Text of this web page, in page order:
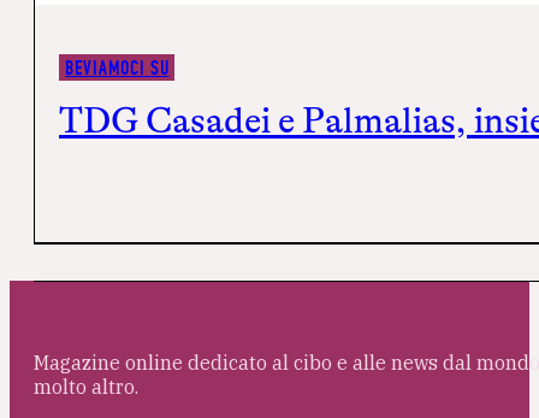
BEVIAMOCI SU
TDG Casadei e Palmalias,
Magazine online dedicato al cibo e alle news dal
molto altro.